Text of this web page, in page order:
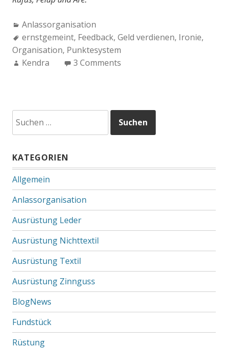
Categories:
Anlassorganisation
Tags:
ernstgemeint, Feedback, Geld verdienen, Ironie,
Organisation, Punktesystem
Author:
Kendra 3 Comments
nach:
KATEGORIEN
Allgemein
Anlassorganisation
Ausrüstung Leder
Ausrüstung Nichttextil
Ausrüstung Textil
Ausrüstung Zinnguss
BlogNews
Fundstück
Rüstung